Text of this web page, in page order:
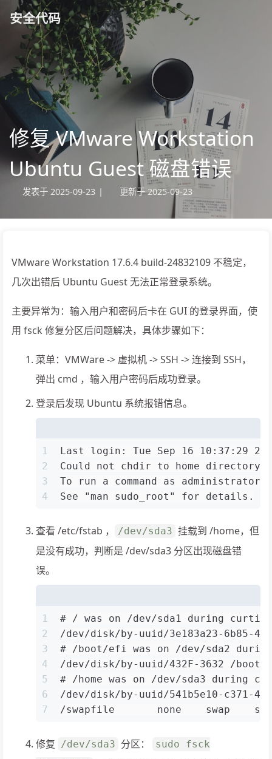
安全代码
修复 VMware Workstation
Ubuntu Guest 磁盘错误
发表于 2025-09-23 | 更新于 2025-09-23
VMware Workstation 17.6.4 build-24832109 不稳定，
几次出错后 Ubuntu Guest 无法正常登录系统。
主要异常为：输入用户和密码后卡在 GUI 的登录界面，使
用 fsck 修复分区后问题解决，具体步骤如下：
菜单：VMWare -> 虚拟机 -> SSH -> 连接到 SSH，
弹出 cmd ，输入用户密码后成功登录。
登录后发现 Ubuntu 系统报错信息。
1
2
3
4
Last login: Tue Sep 16 10:37:29
Could not chdir to home
To run a command as administrator
See "man sudo_root" for details.
查看 /etc/fstab ， /dev/sda3 挂载到 /home，但
是没有成功，判断是 /dev/sda3 分区出现磁盘错
误。
1
2
3
4
5
6
7
# / was on /dev/sda1 during
/dev/disk/by-uuid/3e183a23-6b85-
# /boot/efi was on /dev/sda2
/dev/disk/by-uuid/432F-3632 /
# /home was on /dev/sda3 during
/dev/disk/by-uuid/541b5e10-c371-
/swapfile       none    swap
修复 /dev/sda3 分区：
sudo fsck